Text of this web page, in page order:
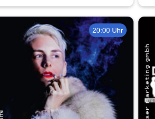
Einaudi Tribute bei
Kerzenschein
20:00 Uhr